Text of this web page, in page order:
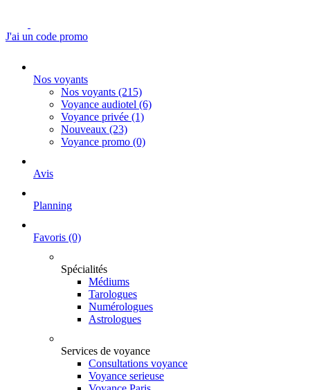
J'ai un code promo
Nos voyants
Nos voyants (215)
Voyance audiotel (6)
Voyance privée (1)
Nouveaux (23)
Voyance promo (0)
Avis
Planning
Favoris (0)
Spécialités
Médiums
Tarologues
Numérologues
Astrologues
Services de voyance
Consultations voyance
Voyance serieuse